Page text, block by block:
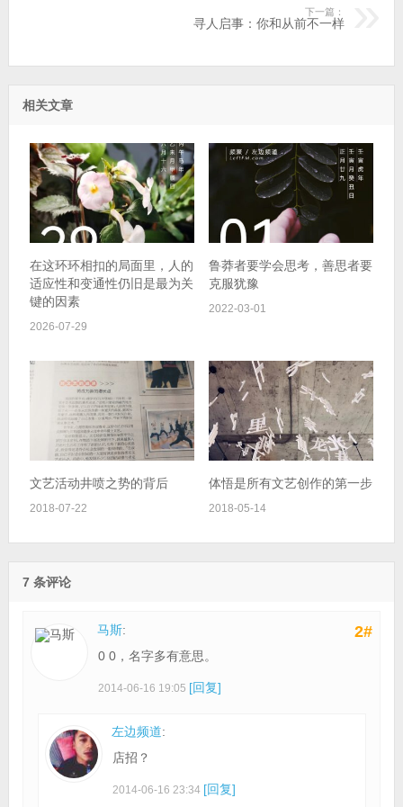
下一篇：
寻人启事：你和从前不一样
相关文章
在这环环相扣的局面里，人的
适应性和变通性仍旧是最为关
键的因素
2026-07-29
鲁莽者要学会思考，善思者要
克服犹豫
2022-03-01
文艺活动井喷之势的背后
2018-07-22
体悟是所有文艺创作的第一步
2018-05-14
7 条评论
2#
马斯:
0 0，名字多有意思。
2014-06-16 19:05 [回复]
左边频道:
店招？
2014-06-16 23:34 [回复]